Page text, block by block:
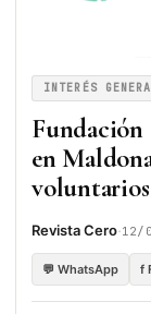
INTERÉS
Fundación
en
voluntarios
Revista Cero·12/
💬 WhatsApp f